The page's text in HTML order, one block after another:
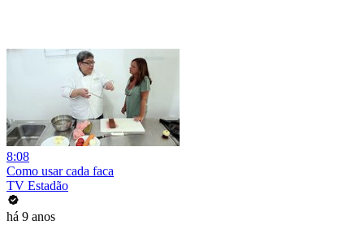
8:08
Como usar cada faca
TV Estadão
há 9 anos